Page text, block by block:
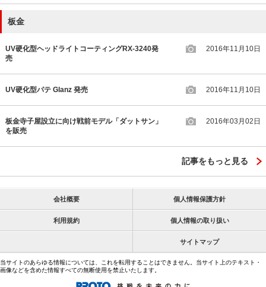
板金
UV硬化型ヘッドライトコーティングRX-3240発
売
2016年11月10日
UV硬化型パテ Glanz 発売 2016年11月10日
板金寺子屋設立に向け戦前モデル「ダットサン」
を販売
2016年03月02日
記事をもっと見る
会社概要 個人情報保護方針
利用規約 個人情報の取り扱い
サイトマップ
当サイトのあらゆる情報については、これを転用することはできません。当サイト上のテキスト・
画像などを含めた情報すべての無断使用を禁止いたします。